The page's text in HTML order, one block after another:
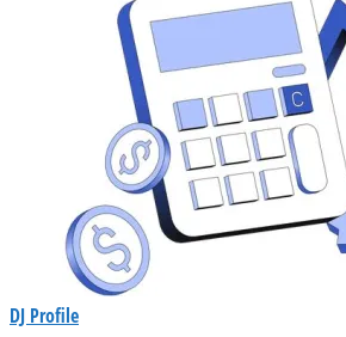
DJ Profile